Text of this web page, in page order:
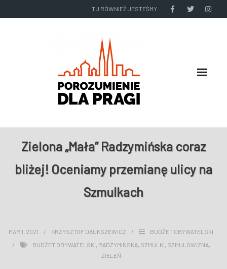
TU RÓWNIEŻ JESTEŚMY:
O NAS
RADNI I ZARZĄD DZIELNICY
NASZE DZIAŁANIA
Zielona „Mała” Radzymińska coraz
bliżej! Oceniamy przemianę ulicy na
Szmulkach
MAR 1, 2021 KRZYSZTOF DAUKSZEWICZ
BUDŻET OBYWATELSKI
BUDŻET OBYWATELSKI, RADZYMIŃSKA, SZMULKI, SZMULOWIZNA,
ZIELEŃ